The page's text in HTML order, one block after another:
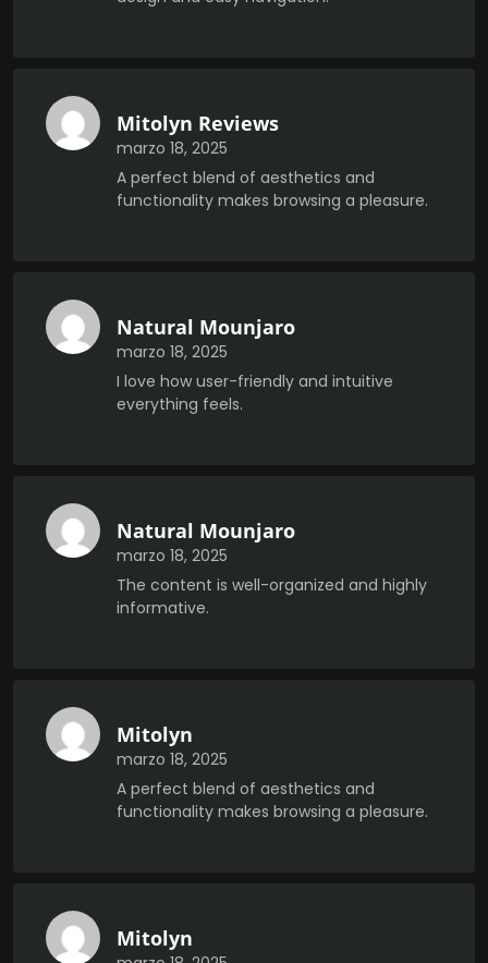
Mitolyn Reviews
marzo 18, 2025
A perfect blend of aesthetics and
functionality makes browsing a pleasure.
Natural Mounjaro
marzo 18, 2025
I love how user-friendly and intuitive
everything feels.
Natural Mounjaro
marzo 18, 2025
The content is well-organized and highly
informative.
Mitolyn
marzo 18, 2025
A perfect blend of aesthetics and
functionality makes browsing a pleasure.
Mitolyn